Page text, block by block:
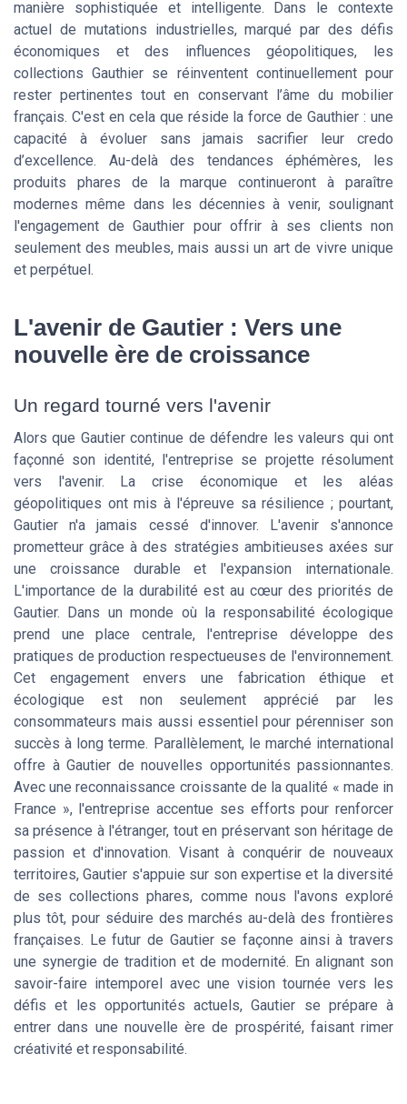
manière sophistiquée et intelligente. Dans le contexte
actuel de mutations industrielles, marqué par des défis
économiques et des influences géopolitiques, les
collections Gauthier se réinventent continuellement pour
rester pertinentes tout en conservant l’âme du mobilier
français. C'est en cela que réside la force de Gauthier : une
capacité à évoluer sans jamais sacrifier leur credo
d’excellence. Au-delà des tendances éphémères, les
produits phares de la marque continueront à paraître
modernes même dans les décennies à venir, soulignant
l'engagement de Gauthier pour offrir à ses clients non
seulement des meubles, mais aussi un art de vivre unique
et perpétuel.
L'avenir de Gautier : Vers une
nouvelle ère de croissance
Un regard tourné vers l'avenir
Alors que Gautier continue de défendre les valeurs qui ont
façonné son identité, l'entreprise se projette résolument
vers l'avenir. La crise économique et les aléas
géopolitiques ont mis à l'épreuve sa résilience ; pourtant,
Gautier n'a jamais cessé d'innover. L'avenir s'annonce
prometteur grâce à des stratégies ambitieuses axées sur
une croissance durable et l'expansion internationale.
L'importance de la durabilité est au cœur des priorités de
Gautier. Dans un monde où la responsabilité écologique
prend une place centrale, l'entreprise développe des
pratiques de production respectueuses de l'environnement.
Cet engagement envers une fabrication éthique et
écologique est non seulement apprécié par les
consommateurs mais aussi essentiel pour pérenniser son
succès à long terme. Parallèlement, le marché international
offre à Gautier de nouvelles opportunités passionnantes.
Avec une reconnaissance croissante de la qualité « made in
France », l'entreprise accentue ses efforts pour renforcer
sa présence à l'étranger, tout en préservant son héritage de
passion et d'innovation. Visant à conquérir de nouveaux
territoires, Gautier s'appuie sur son expertise et la diversité
de ses collections phares, comme nous l'avons exploré
plus tôt, pour séduire des marchés au-delà des frontières
françaises. Le futur de Gautier se façonne ainsi à travers
une synergie de tradition et de modernité. En alignant son
savoir-faire intemporel avec une vision tournée vers les
défis et les opportunités actuels, Gautier se prépare à
entrer dans une nouvelle ère de prospérité, faisant rimer
créativité et responsabilité.